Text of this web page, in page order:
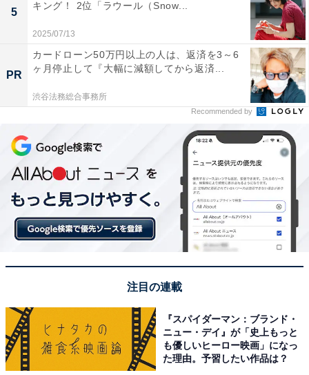
1位：『対岸の家事～これが、私の生きる道！～』
／64票
View this post on Instagram
5
キング！ 2位「ラウール（Snow...
2025/07/13
PR
カードローン50万円以上の人は、返済を3～6
ヶ月停止して『大幅に減額してから返済...
渋谷法務総合事務所
Recommended by
注目の連載
『スパイダーマン：ブランド・
ニュー・デイ』が「史上もっと
も優しいヒーロー映画」になっ
た理由。予習したい作品は？